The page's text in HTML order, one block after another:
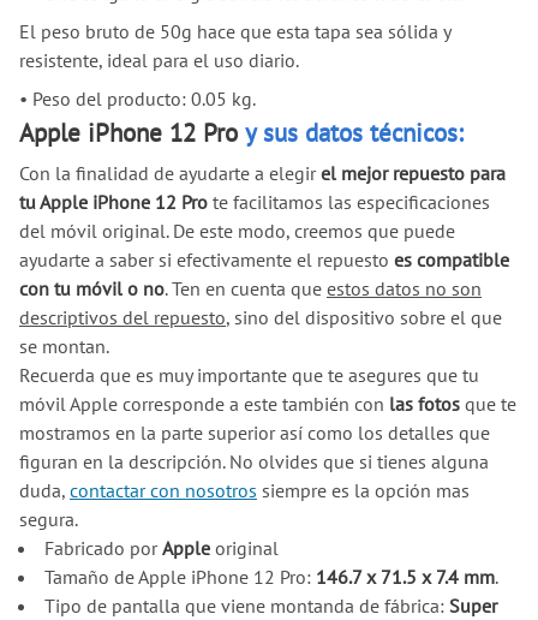
El peso bruto de 50g hace que esta tapa sea sólida y
resistente, ideal para el uso diario.
• Peso del producto: 0.05 kg.
Apple iPhone 12 Pro y sus datos técnicos:
Con la finalidad de ayudarte a elegirel mejor repuesto para
tu Apple iPhone 12 Pro te facilitamos las especificaciones
del móvil original. De este modo, creemos que puede
ayudarte a saber si efectivamente el repuesto es compatible
con tu móvil o no. Ten en cuenta que estos datos no son
descriptivos del repuesto, sino del dispositivo sobre el que
se montan.
Recuerda que es muy importante que te asegures que tu
móvil Apple corresponde a este también con las fotos que te
mostramos en la parte superior así como los detalles que
figuran en la descripción. No olvides que si tienes alguna
duda, contactar con nosotros siempre es la opción mas
segura.
Fabricado porAppleoriginal
Tamaño de Apple iPhone 12 Pro: 146.7 x 71.5 x 7.4 mm.
Tipo de pantalla que viene montanda de fábrica: Super